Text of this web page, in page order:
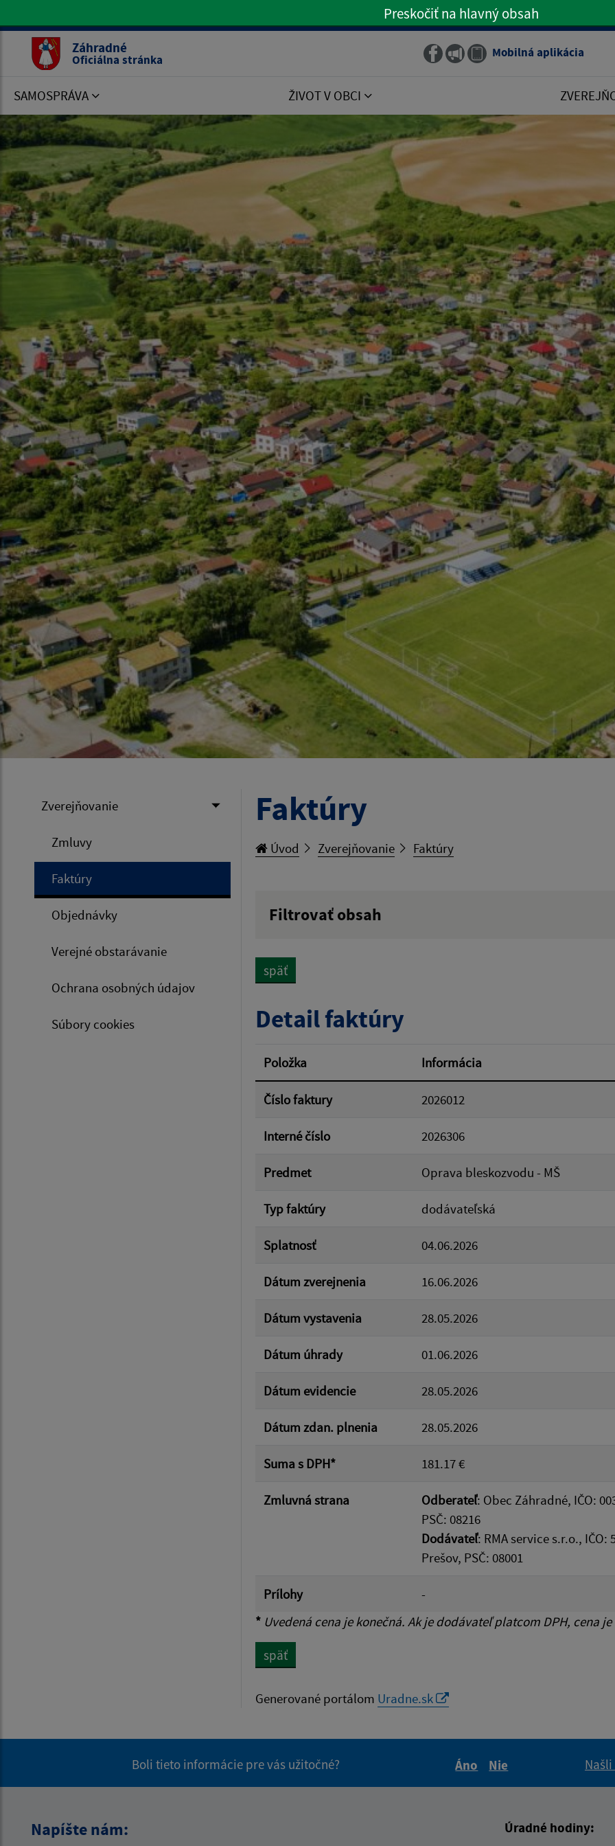
Preskočiť na hlavné menu
Preskočiť na hlavný obsah
Záhradné
Oficiálna stránka Obecný rozhlas
Mobilná aplikácia
SAMOSPRÁVA ŽIVOT V OBCI
Zverejňovanie
Zmluvy
Faktúry
Objednávky
Verejné obstarávanie
Ochrana osobných údajov
Súbory cookies
Faktúry
Úvod Zverejňovanie Faktúry
Filtrovať obsah
Suma od:
Filtrovať
späť
Detail faktúry
Položka Informácia
Číslo faktury 2026012
Interné číslo 2026306
Predmet Oprava bleskozvodu - MŠ
Typ faktúry dodávateľská
Splatnosť 04.06.2026
Dátum zverejnenia 16.06.2026
Dátum vystavenia 28.05.2026
Dátum úhrady 01.06.2026
Dátum evidencie 28.05.2026
Dátum zdan. plnenia 28.05.2026
Suma s DPH* 181.17 €
Zmluvná strana Odberateľ: Obec Záhradné, IČO:
PSČ: 08216
Dodávateľ: RMA service s.r.o., IČO:
Prešov, PSČ: 08001
Prílohy
-
* Uvedená cena je konečná. Ak je dodávateľ platcom DPH, cena
späť
Generované portálom Uradne.sk
Boli tieto informácie pre vás užitočné?
Áno
Nie
Napíšte nám: Úradné hodiny: